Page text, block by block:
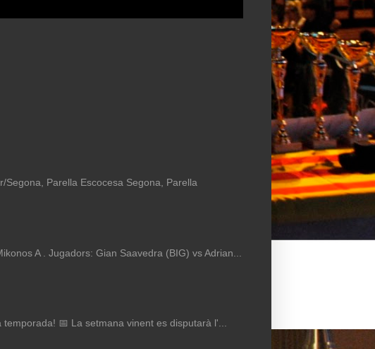
Parella Escocesa Segona, Parella
A . Jugadors: Gian Saavedra (BIG) vs Adrian...
📅 La setmana vinent es disputarà l'...